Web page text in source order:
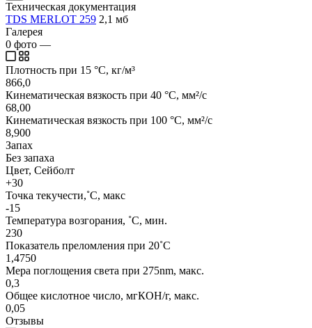
Техническая документация
TDS MERLOT 259 2,1 мб
Галерея
0 фото —
Плотность при 15 °C, кг/м³
866,0
Кинематическая вязкость при 40 °C, мм²/с
68,00
Кинематическая вязкость при 100 °C, мм²/с
8,900
Запах
Без запаха
Цвет, Сейболт
+30
Точка текучести,˚C, макс
-15
Температура возгорания, ˚C, мин.
230
Показатель преломления при 20˚C
1,4750
Мера поглощения света при 275nm, макс.
0,3
Общее кислотное число, мгКОН/г, макс.
0,05
Отзывы